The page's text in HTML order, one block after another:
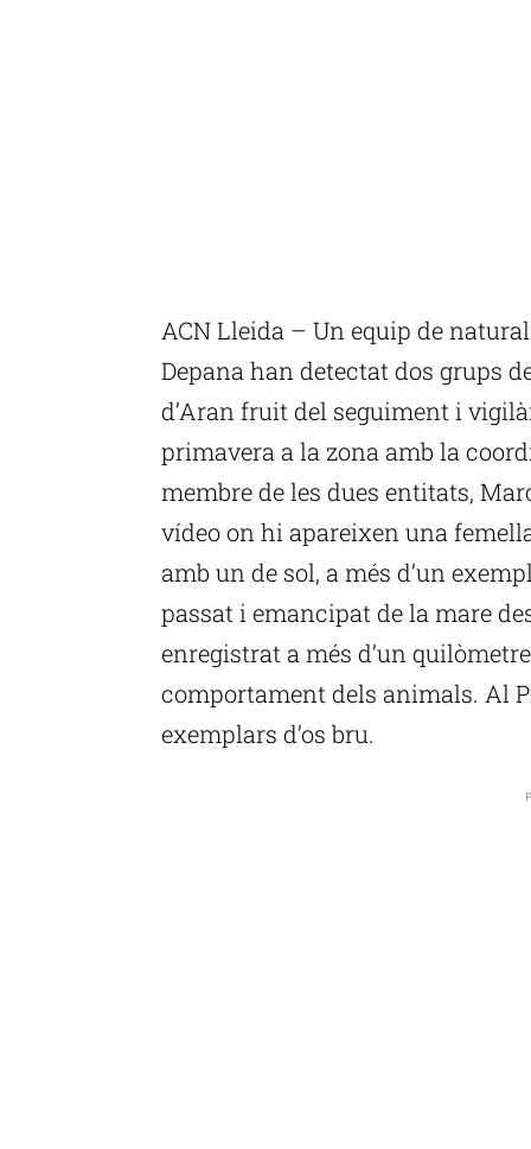
ACN Lleida – Un equip de
Depana han detectat dos grups
d’Aran fruit del seguiment i
primavera a la zona amb la
membre de les dues entitats,
vídeo on hi apareixen una
amb un de sol, a més d’un
passat i emancipat de la mare
enregistrat a més d’un
comportament dels animals. Al
exemplars d’os bru.